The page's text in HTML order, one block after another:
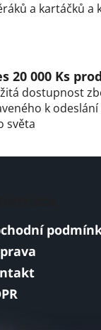
d
p
r
v
v
u
a kartáčků a
20 000 Ks
dostupnost
k
světa